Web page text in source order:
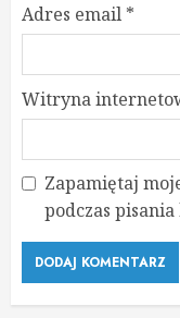
Adres email *
Witryna
Zapamiętaj
podczas